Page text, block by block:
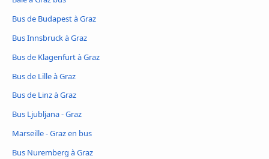
Bus de Budapest à Graz
Bus Innsbruck à Graz
Bus de Klagenfurt à Graz
Bus de Lille à Graz
Bus de Linz à Graz
Bus Ljubljana - Graz
Marseille - Graz en bus
Bus Nuremberg à Graz